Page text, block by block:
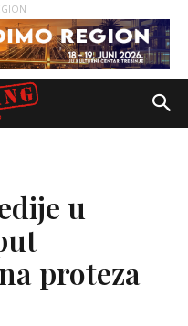
u
proteza